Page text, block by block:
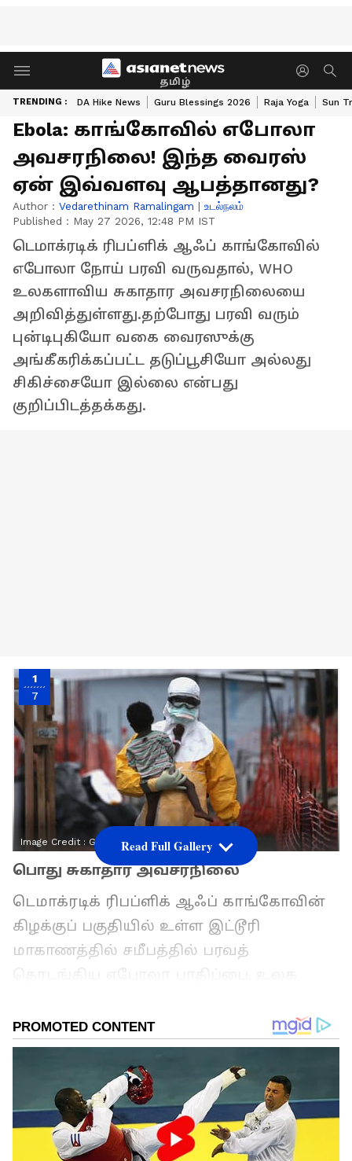
தமிழ்
TRENDING : DA Hike News Guru Blessings 2026 Raja Yoga Sun
Ebola: காங்கோவில் எபோலா
அவசரநிலை! இந்த வைரஸ்
ஏன் இவ்வளவு ஆபத்தானது?
Author : Vedarethinam Ramalingam | உடல்நலம்
Published : May 27 2026, 12:48 PM IST
டெமாக்ரடிக் ரிபப்ளிக் ஆஃப் காங்கோவில்
எபோலா நோய் பரவி வருவதால், WHO
உலகளாவிய சுகாதார அவசரநிலையை
அறிவித்துள்ளது.தற்போது பரவி வரும்
புன்டிபுகியோ வகை வைரஸுக்கு
அங்கீகரிக்கப்பட்ட தடுப்பூசியோ அல்லது
சிகிச்சையோ இல்லை என்பது
குறிப்பிடத்தக்கது.
1
7
Image Credit : Getty
பொது சுகாதார அவசரநிலை
டெமாக்ரடிக் ரிபப்ளிக் ஆஃப் காங்கோவின்
கிழக்குப் பகுதியில் உள்ள இட்டூரி
மாகாணத்தில் சமீபத்தில் பரவத்
அக்கறைக்குரிய பொது சுகாதார
அவசரநிலை' என அறிவித்துள்ளது.
தொற்று மற்றும் இறப்புகள்
அதிகரிப்பதாலும், இந்த வைரஸ்
எல்லைகளைத் தாண்டி மேலும் பரவக்கூடும்
என்ற அச்சத்தாலும் இந்த முடிவு
Read Full Gallery